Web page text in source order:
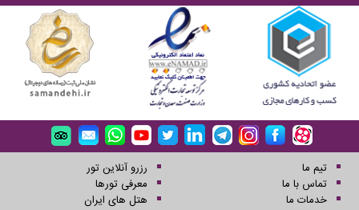
تیم ما
تماس با ما
خدمات ما
رزرو آنلاین تور
معرفی تورها
هتل های ایران